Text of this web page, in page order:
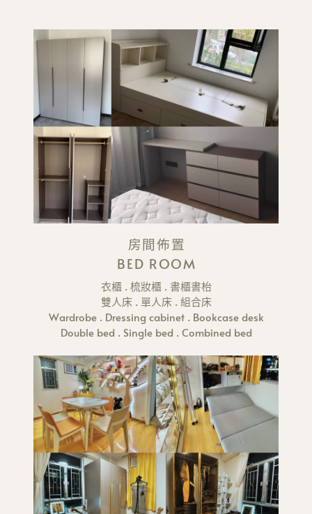
房間佈置
BED ROOM
衣櫃 . 梳妝櫃 . 書櫃書枱
雙人床 . 單人床 . 組合床
Wardrobe . Dressing cabinet . Bookcase desk
Double bed . Single bed . Combined bed